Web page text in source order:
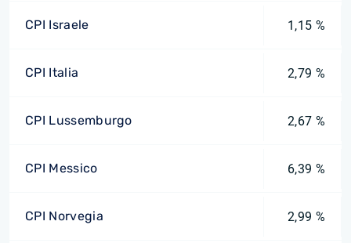
CPI Israele 1,15 %
CPI Italia 2,79 %
CPI Lussemburgo 2,67 %
CPI Messico 6,39 %
CPI Norvegia 2,99 %